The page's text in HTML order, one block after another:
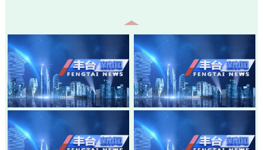
20260805-丰台新闻